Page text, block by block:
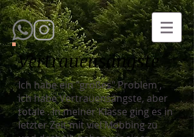
Vertrauensängste
Ich habe ein "großes" Problem ,
ich habe Vertrauensängste, aber
totale . In meiner Klasse ging es in
letzter Zeit mit viel Mobbing zu